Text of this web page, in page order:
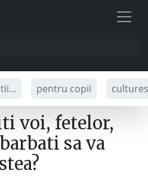
pentru copii
voi, fetelor,
sa va